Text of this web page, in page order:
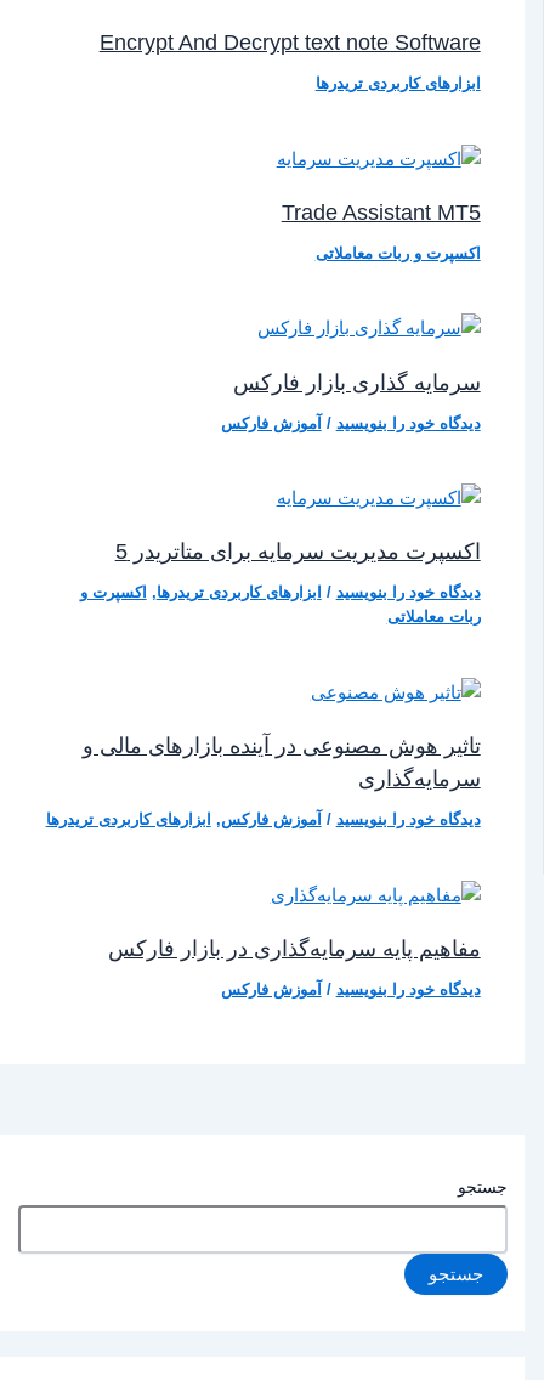
جستجو
جستجو
Encrypt And Decrypt text note Software
ابزارهای کاربردی تریدرها
Trade Assistant MT5
اکسپرت و ربات معاملاتی
سرمایه گذاری بازار فارکس
دیدگاه‌ خود را بنویسید /آموزش فارکس
اکسپرت مدیریت سرمایه برای متاتریدر 5
دیدگاه‌ خود را بنویسید /ابزارهای کاربردی تریدرها,اکسپرت و
ربات معاملاتی
تاثیر هوش مصنوعی در آینده بازارهای مالی و
سرمایه‌گذاری
دیدگاه‌ خود را بنویسید /آموزش فارکس,ابزارهای کاربردی تریدرها
مفاهیم پایه سرمایه‌گذاری در بازار فارکس
دیدگاه‌ خود را بنویسید /آموزش فارکس